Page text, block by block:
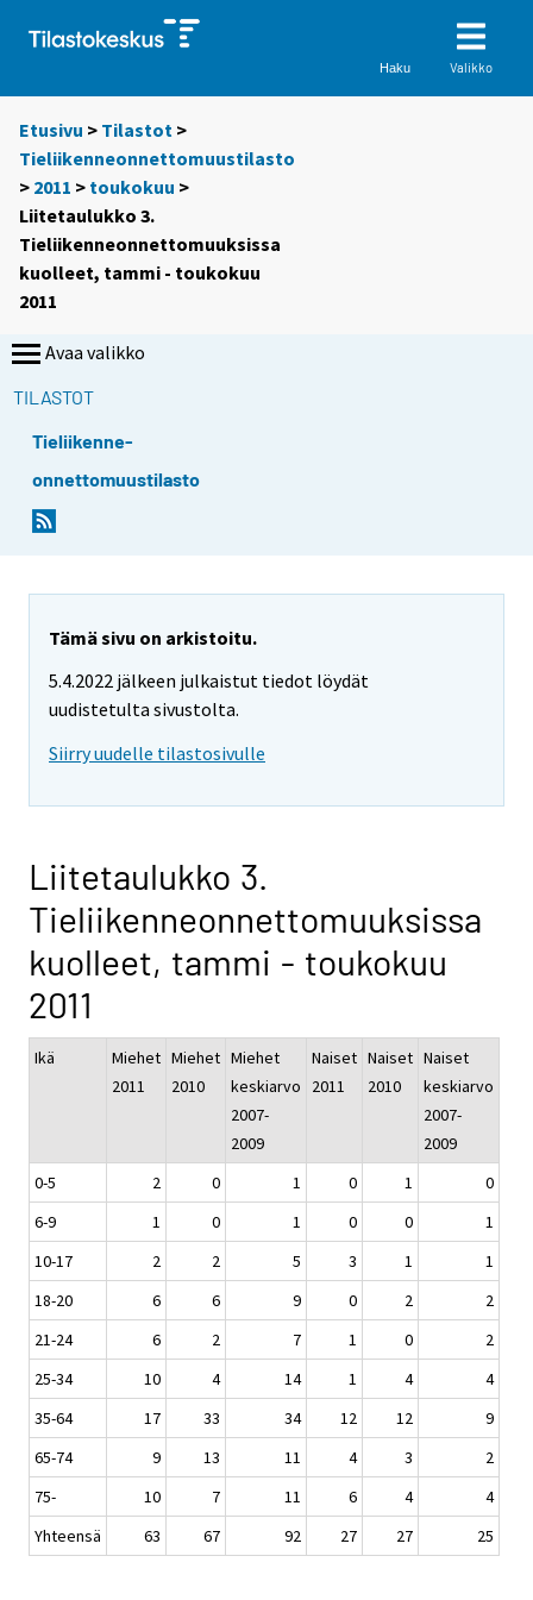
Haku Valikko
Etusivu > Tilastot >
Tieliikenneonnettomuustilasto
> 2011 > toukokuu >
Liitetaulukko 3.
Tieliikenneonnettomuuksissa
kuolleet, tammi - toukokuu
2011
Avaa valikko
TILASTOT
Tieliikenne-
onnettomuustilasto
Tämä sivu on arkistoitu.
5.4.2022 jälkeen julkaistut tiedot löydät
uudistetulta sivustolta.
Siirry uudelle tilastosivulle
Liitetaulukko 3.
Tieliikenneonnettomuuksissa
kuolleet, tammi - toukokuu
2011
Ikä
Miehet
2011
Miehet
2010
Miehet
keskiarvo
2007-
2009
Naiset
2011
Naiset
2010
Naiset
keskiarvo
2007-
2009
0-5
2 0 1 0 1
0
6-9
1 0 1 0 0
1
10-17
2 2 5 3 1
1
18-20
6 6 9 0 2
2
21-24
6 2 7 1 0
2
25-34
10 4 14 1 4
4
35-64
17 33 34 12 12
9
65-74
9 13 11 4 3
2
75-
10 7 11 6 4
4
Yhteensä
63 67 92 27 27 25